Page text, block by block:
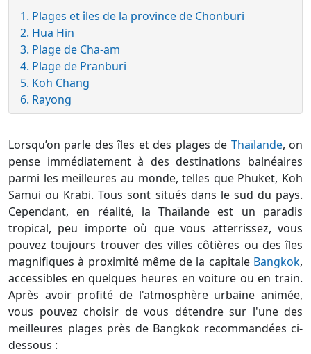
1. Plages et îles de la province de Chonburi
2. Hua Hin
3. Plage de Cha-am
4. Plage de Pranburi
5. Koh Chang
6. Rayong
Lorsqu’on parle des îles et des plages de Thaïlande, on
pense immédiatement à des destinations balnéaires
parmi les meilleures au monde, telles que Phuket, Koh
Samui ou Krabi. Tous sont situés dans le sud du pays.
Cependant, en réalité, la Thaïlande est un paradis
tropical, peu importe où que vous atterrissez, vous
pouvez toujours trouver des villes côtières ou des îles
magnifiques à proximité même de la capitale Bangkok,
accessibles en quelques heures en voiture ou en train.
Après avoir profité de l'atmosphère urbaine animée,
vous pouvez choisir de vous détendre sur l'une des
meilleures plages près de Bangkok recommandées ci-
dessous :